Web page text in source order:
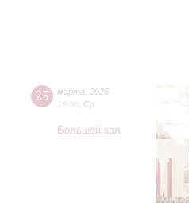
25 марта
2026
19:00 Ср
Большой зал